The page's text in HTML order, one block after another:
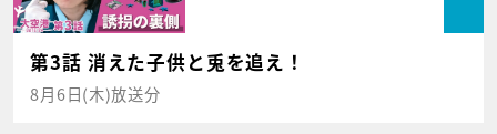
第3話 消えた子供と兎を追え！
8月6日(木)放送分